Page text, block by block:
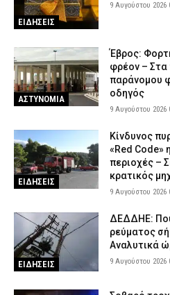
ΕΙΔΗΣΕΙΣ
9 Αυγούστου 2026
ΑΣΤΥΝΟΜΙΑ
Έβρος:
φρέον – Στα
παράνομου
οδηγός
9 Αυγούστου 2026
ΕΙΔΗΣΕΙΣ
Κίνδυνος
«Red Code»
περιοχές –
κρατικός
9 Αυγούστου 2026
ΕΙΔΗΣΕΙΣ
ΔΕΔΔΗΕ:
ρεύματος
Αναλυτικά
9 Αυγούστου 2026